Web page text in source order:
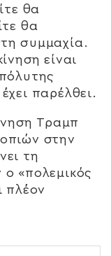
θα
θα
συμμαχία.
είναι
παρέλθει.
Τραμπ
στην
τη
«πολεμικός
πλέον